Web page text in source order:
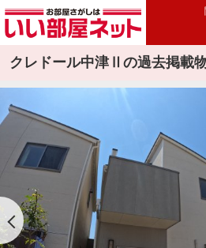
クレドール中津Ⅱの過去掲載